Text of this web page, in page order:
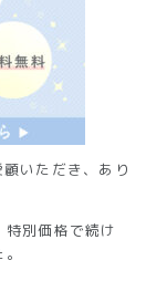
いただき、あり
別価格で続け